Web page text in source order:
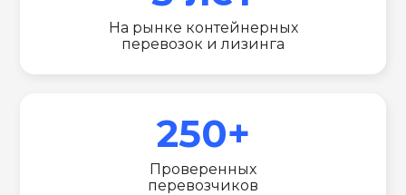
На рынке контейнерных
перевозок и лизинга
250+
Проверенных
перевозчиков